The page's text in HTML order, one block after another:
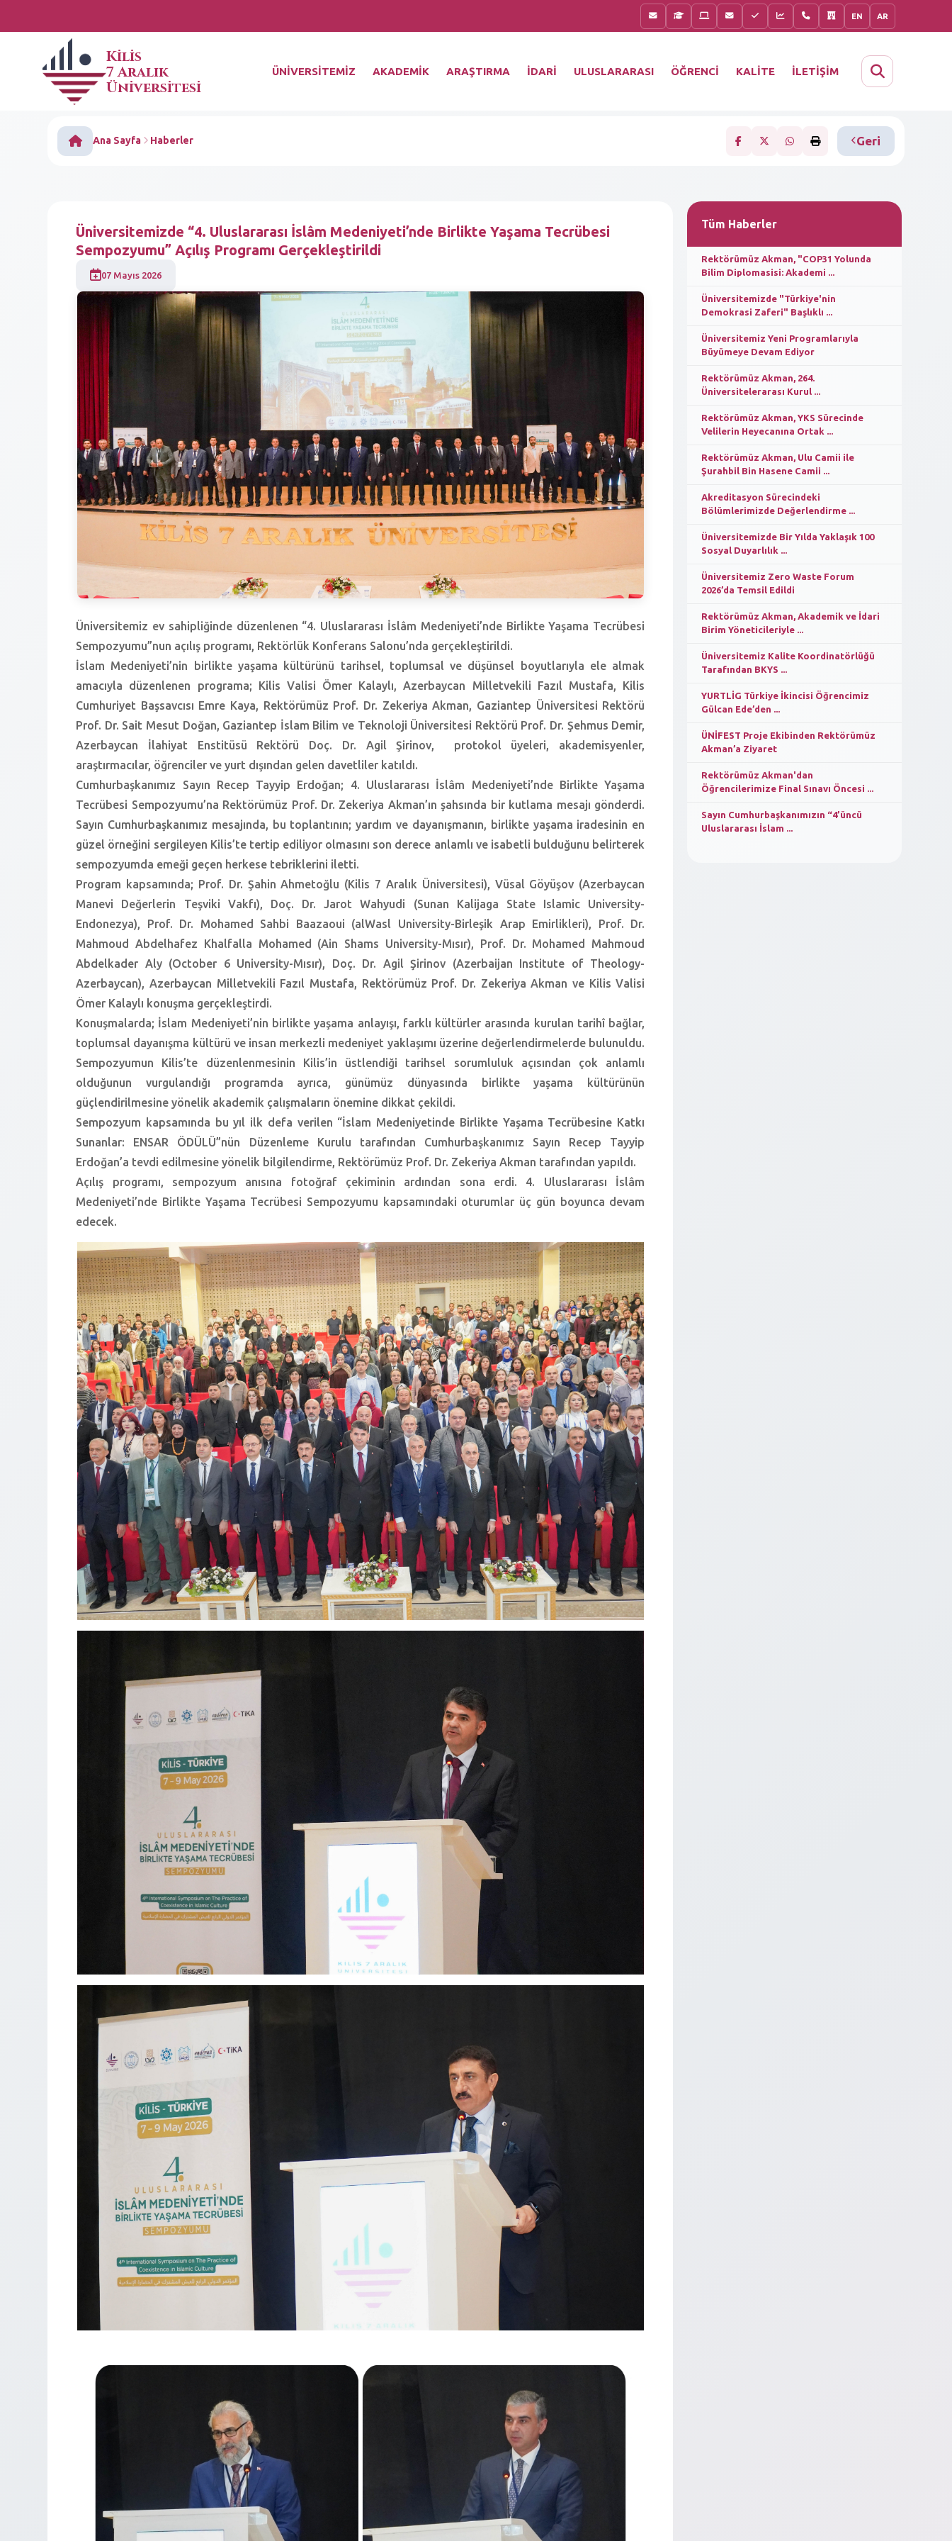
EN AR
Kilis
7 Aralık
Üniversitesi
ÜNİVERSİTEMİZ AKADEMİK ARAŞTIRMA İDARİ ULUSLARARASI ÖĞRENCİ KALİTE İLETİŞİM
Ana Sayfa Haberler Geri
Tüm Haberler
Rektörümüz Akman, "COP31 Yolunda
Bilim Diplomasisi: Akademi ...
Üniversitemizde "Türkiye'nin
Demokrasi Zaferi" Başlıklı ...
Üniversitemiz Yeni Programlarıyla
Büyümeye Devam Ediyor
Rektörümüz Akman, 264.
Üniversitelerarası Kurul ...
Rektörümüz Akman, YKS Sürecinde
Velilerin Heyecanına Ortak ...
Rektörümüz Akman, Ulu Camii ile
Şurahbil Bin Hasene Camii ...
Akreditasyon Sürecindeki
Bölümlerimizde Değerlendirme ...
Üniversitemizde Bir Yılda Yaklaşık 100
Sosyal Duyarlılık ...
Üniversitemiz Zero Waste Forum
2026’da Temsil Edildi
Rektörümüz Akman, Akademik ve İdari
Birim Yöneticileriyle ...
Üniversitemiz Kalite Koordinatörlüğü
Tarafından BKYS ...
YURTLİG Türkiye İkincisi Öğrencimiz
Gülcan Ede’den ...
ÜNİFEST Proje Ekibinden Rektörümüz
Akman’a Ziyaret
Rektörümüz Akman'dan
Öğrencilerimize Final Sınavı Öncesi ...
Sayın Cumhurbaşkanımızın “4’üncü
Uluslararası İslam ...
Üniversitemizde “4. Uluslararası İslâm Medeniyeti’nde Birlikte Yaşama Tecrübesi
Sempozyumu” Açılış Programı Gerçekleştirildi
07 Mayıs 2026
Üniversitemiz ev sahipliğinde düzenlenen “4. Uluslararası İslâm Medeniyeti’nde Birlikte Yaşama Tecrübesi
Sempozyumu”nun açılış programı, Rektörlük Konferans Salonu’nda gerçekleştirildi.
İslam Medeniyeti’nin birlikte yaşama kültürünü tarihsel, toplumsal ve düşünsel boyutlarıyla ele almak
amacıyla düzenlenen programa; Kilis Valisi Ömer Kalaylı, Azerbaycan Milletvekili Fazıl Mustafa, Kilis
Cumhuriyet Başsavcısı Emre Kaya, Rektörümüz Prof. Dr. Zekeriya Akman, Gaziantep Üniversitesi Rektörü
Prof. Dr. Sait Mesut Doğan, Gaziantep İslam Bilim ve Teknoloji Üniversitesi Rektörü Prof. Dr. Şehmus Demir,
Azerbaycan İlahiyat Enstitüsü Rektörü Doç. Dr. Agil Şirinov, protokol üyeleri, akademisyenler,
araştırmacılar, öğrenciler ve yurt dışından gelen davetliler katıldı.
Cumhurbaşkanımız Sayın Recep Tayyip Erdoğan; 4. Uluslararası İslâm Medeniyeti’nde Birlikte Yaşama
Tecrübesi Sempozyumu’na Rektörümüz Prof. Dr. Zekeriya Akman’ın şahsında bir kutlama mesajı gönderdi.
Sayın Cumhurbaşkanımız mesajında, bu toplantının; yardım ve dayanışmanın, birlikte yaşama iradesinin en
güzel örneğini sergileyen Kilis’te tertip ediliyor olmasını son derece anlamlı ve isabetli bulduğunu belirterek
sempozyumda emeği geçen herkese tebriklerini iletti.
Program kapsamında; Prof. Dr. Şahin Ahmetoğlu (Kilis 7 Aralık Üniversitesi), Vüsal Göyüşov (Azerbaycan
Manevi Değerlerin Teşviki Vakfı), Doç. Dr. Jarot Wahyudi (Sunan Kalijaga State Islamic University-
Endonezya), Prof. Dr. Mohamed Sahbi Baazaoui (alWasl University-Birleşik Arap Emirlikleri), Prof. Dr.
Mahmoud Abdelhafez Khalfalla Mohamed (Ain Shams University-Mısır), Prof. Dr. Mohamed Mahmoud
Abdelkader Aly (October 6 University-Mısır), Doç. Dr. Agil Şirinov (Azerbaijan Institute of Theology-
Azerbaycan), Azerbaycan Milletvekili Fazıl Mustafa, Rektörümüz Prof. Dr. Zekeriya Akman ve Kilis Valisi
Ömer Kalaylı konuşma gerçekleştirdi.
Konuşmalarda; İslam Medeniyeti’nin birlikte yaşama anlayışı, farklı kültürler arasında kurulan tarihî bağlar,
toplumsal dayanışma kültürü ve insan merkezli medeniyet yaklaşımı üzerine değerlendirmelerde bulunuldu.
Sempozyumun Kilis’te düzenlenmesinin Kilis’in üstlendiği tarihsel sorumluluk açısından çok anlamlı
olduğunun vurgulandığı programda ayrıca, günümüz dünyasında birlikte yaşama kültürünün
güçlendirilmesine yönelik akademik çalışmaların önemine dikkat çekildi.
Sempozyum kapsamında bu yıl ilk defa verilen “İslam Medeniyetinde Birlikte Yaşama Tecrübesine Katkı
Sunanlar: ENSAR ÖDÜLÜ”nün Düzenleme Kurulu tarafından Cumhurbaşkanımız Sayın Recep Tayyip
Erdoğan’a tevdi edilmesine yönelik bilgilendirme, Rektörümüz Prof. Dr. Zekeriya Akman tarafından yapıldı.
Açılış programı, sempozyum anısına fotoğraf çekiminin ardından sona erdi. 4. Uluslararası İslâm
Medeniyeti’nde Birlikte Yaşama Tecrübesi Sempozyumu kapsamındaki oturumlar üç gün boyunca devam
edecek.